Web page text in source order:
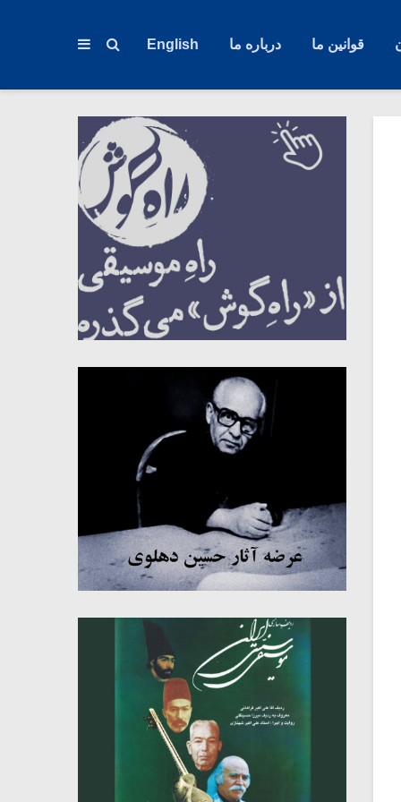
قوانین ما درباره ما English
میکلوش روژا